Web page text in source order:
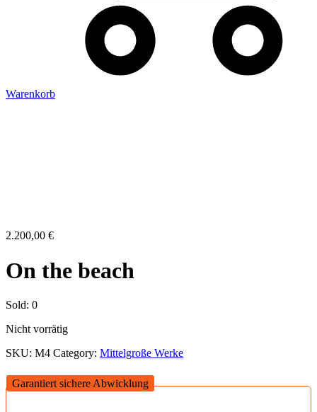
Warenkorb
2.200,00 €
On the beach
Sold: 0
Nicht vorrätig
SKU: M4 Category: Mittelgroße Werke
Garantiert sichere Abwicklung